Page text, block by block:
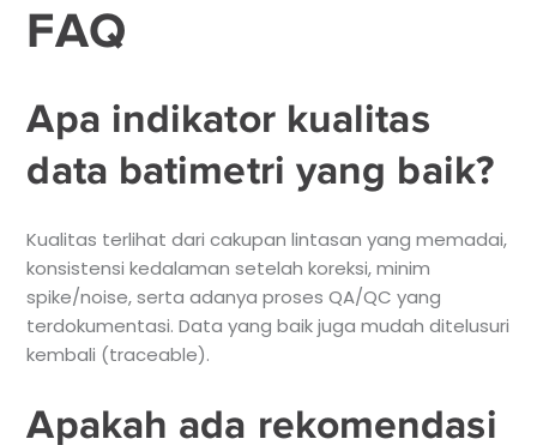
FAQ
Apa indikator kualitas
data batimetri yang baik?
Kualitas terlihat dari cakupan lintasan yang memadai,
konsistensi kedalaman setelah koreksi, minim
spike/noise, serta adanya proses QA/QC yang
terdokumentasi. Data yang baik juga mudah ditelusuri
kembali (traceable).
Apakah ada rekomendasi